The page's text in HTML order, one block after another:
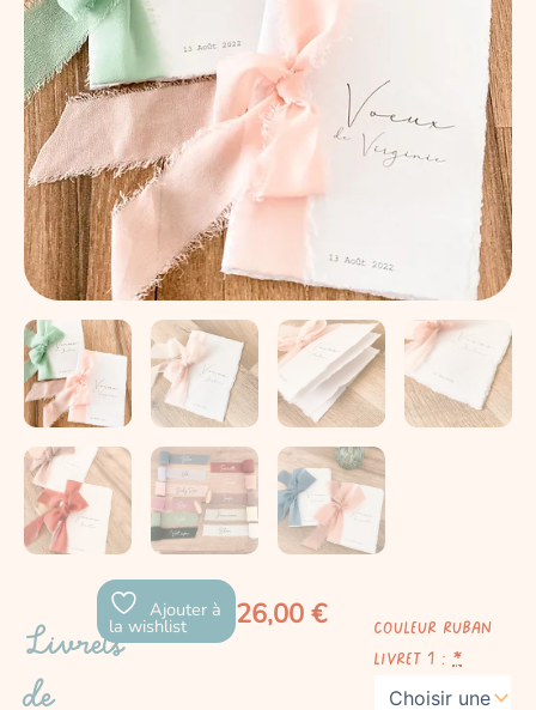
Livrets
de
Ajouter à
la wishlist 26,00 € Couleur ruban
livret 1 : *
quantité
Livrets
de